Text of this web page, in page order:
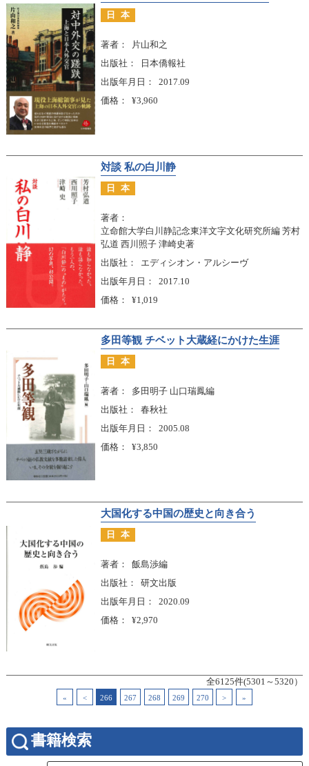
日本
著者
片山和之
出版社
日本僑報社
出版年月日
2017.09
価格
¥3,960
対談 私の白川静
日本
著者
立命館大学白川静記念東洋文字文化研究所編 芳村
弘道 西川照子 津崎史著
出版社
エディシオン・アルシーヴ
出版年月日
2017.10
価格
¥1,019
多田等観 チベット大蔵経にかけた生涯
日本
著者
多田明子 山口瑞鳳編
出版社
春秋社
出版年月日
2005.08
価格
¥3,850
大国化する中国の歴史と向き合う
日本
著者
飯島渉編
出版社
研文出版
出版年月日
2020.09
価格
¥2,970
全6125件(5301～5320）
« < 266 267 268 269 270 > »
書籍検索